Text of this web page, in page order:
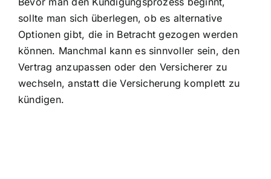
sollte man sich überlegen, ob es alternative
Optionen gibt, die in Betracht gezogen werden
können. Manchmal kann es sinnvoller sein, den
Vertrag anzupassen oder den Versicherer zu
wechseln, anstatt die Versicherung komplett zu
kündigen.